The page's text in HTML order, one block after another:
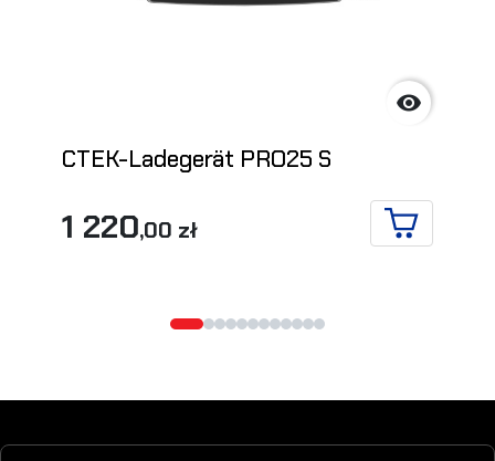

CTEK-Ladegerät PRO25 S
1 220,00 zł
IN DEN